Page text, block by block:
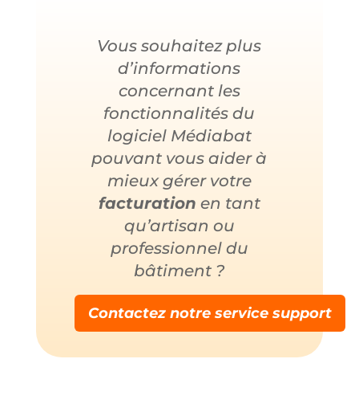
Vous souhaitez plus
d’informations
concernant les
fonctionnalités du
logiciel Médiabat
pouvant vous aider à
mieux gérer votre
facturation en tant
qu’artisan ou
professionnel du
bâtiment ?
Contactez notre service support